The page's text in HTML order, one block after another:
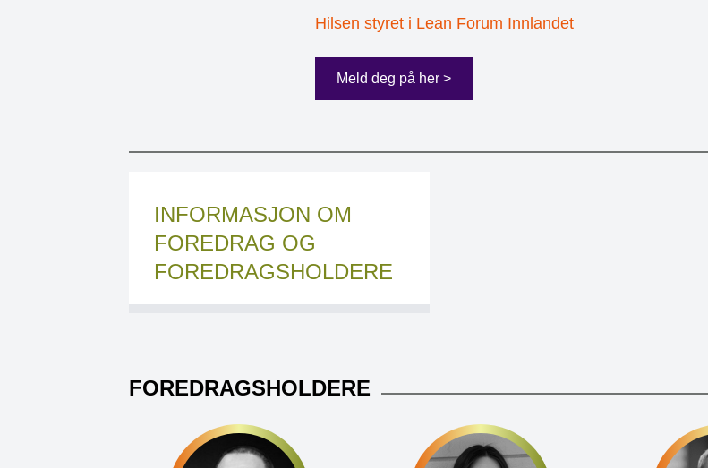
Hilsen styret i Lean Forum Innlandet
Meld deg på her >
INFORMASJON OM
FOREDRAG OG
FOREDRAGSHOLDERE
FOREDRAGSHOLDERE